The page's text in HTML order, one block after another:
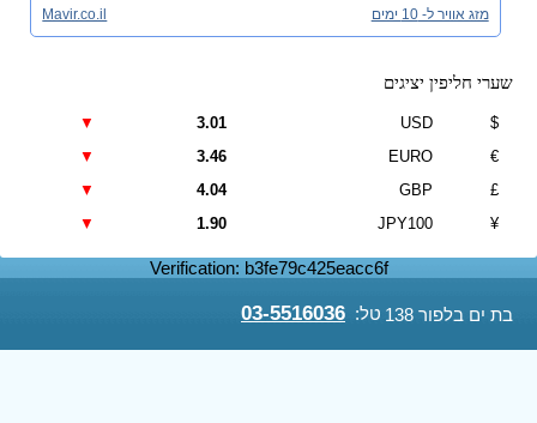
בת ים בלפור 138 טל: 03-5516036
מזג אוויר ל- 10 ימים
Mavir.co.il
שערי חליפין יציגים
$
USD
3.01
▼
€
EURO
3.46
▼
£
GBP
4.04
▼
¥
JPY100
1.90
▼
Verification: b3fe79c425eacc6f